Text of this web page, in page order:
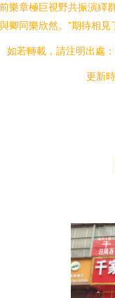
樂章極巨視野共振演繹
卿同樂欣然。”期待相見
如若轉載，請注明出處
更新